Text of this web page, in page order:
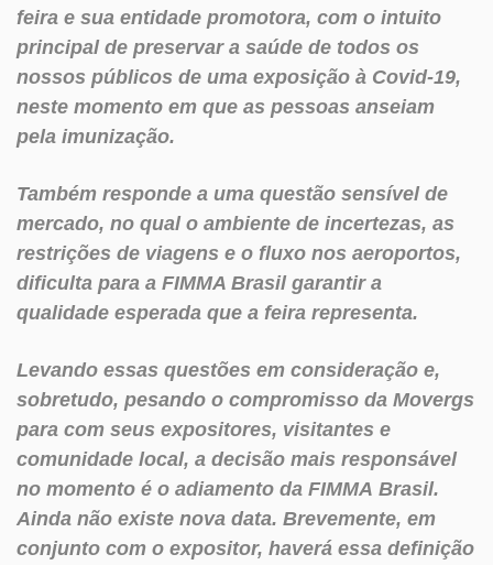
feira e sua entidade promotora, com o intuito
principal de preservar a saúde de todos os
nossos públicos de uma exposição à Covid-19,
neste momento em que as pessoas anseiam
pela imunização.
Também responde a uma questão sensível de
mercado, no qual o ambiente de incertezas, as
restrições de viagens e o fluxo nos aeroportos,
dificulta para a FIMMA Brasil garantir a
qualidade esperada que a feira representa.
Levando essas questões em consideração e,
sobretudo, pesando o compromisso da Movergs
para com seus expositores, visitantes e
comunidade local, a decisão mais responsável
no momento é o adiamento da FIMMA Brasil.
Ainda não existe nova data. Brevemente, em
conjunto com o expositor, haverá essa definição